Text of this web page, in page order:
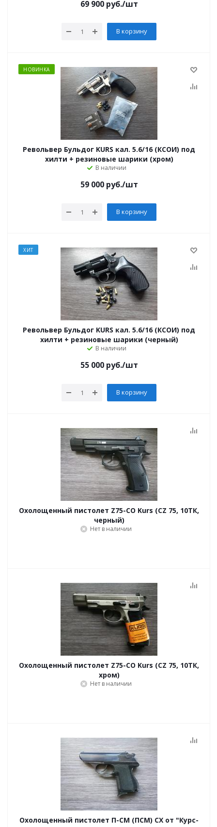
69 900руб./шт
В корзину
НОВИНКА
Револьвер Бульдог KURS кал. 5.6/16 (КСОИ) под
хилти + резиновые шарики (хром)
В наличии
59 000руб./шт
В корзину
ХИТ
Револьвер Бульдог KURS кал. 5.6/16 (КСОИ) под
хилти + резиновые шарики (черный)
В наличии
55 000руб./шт
В корзину
Охолощенный пистолет Z75-СО Kurs (CZ 75, 10ТК,
черный)
Нет в наличии
Охолощенный пистолет Z75-СО Kurs (CZ 75, 10ТК,
хром)
Нет в наличии
Охолощенный пистолет П-СМ (ПСМ) СХ от "Курс-